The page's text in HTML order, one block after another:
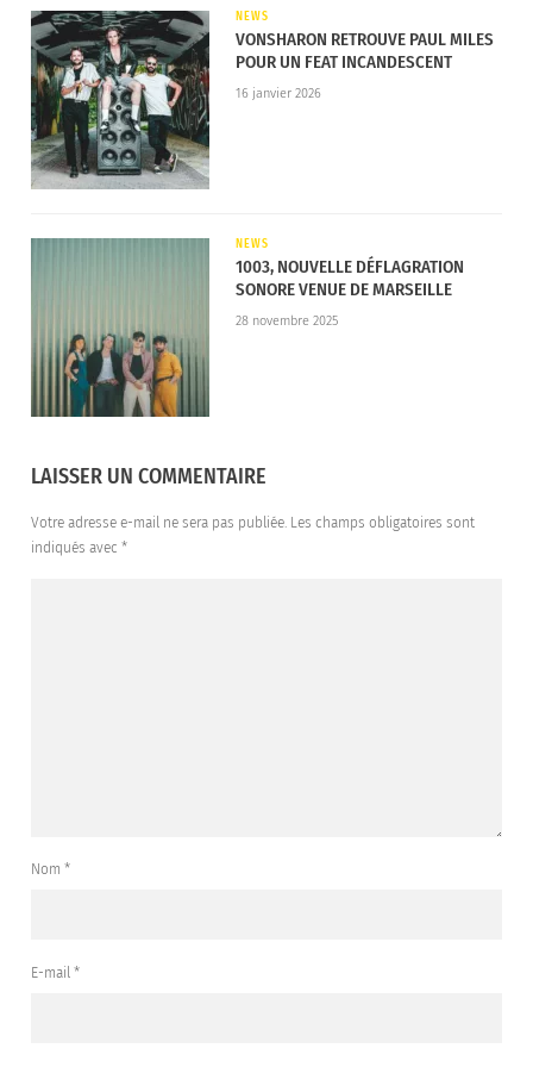
version deluxe de leur album ‘Tonight Will Only
Make Me Love You More’, prévue pour le printemps.
NEWS
VONSHARON RETROUVE PAUL MILES
POUR UN FEAT INCANDESCENT
16 janvier 2026
NEWS
1003, NOUVELLE DÉFLAGRATION
SONORE VENUE DE MARSEILLE
28 novembre 2025
LAISSER UN COMMENTAIRE
Votre adresse e-mail ne sera pas publiée. Les champs obligatoires sont
indiqués avec *
Nom *
E-mail *